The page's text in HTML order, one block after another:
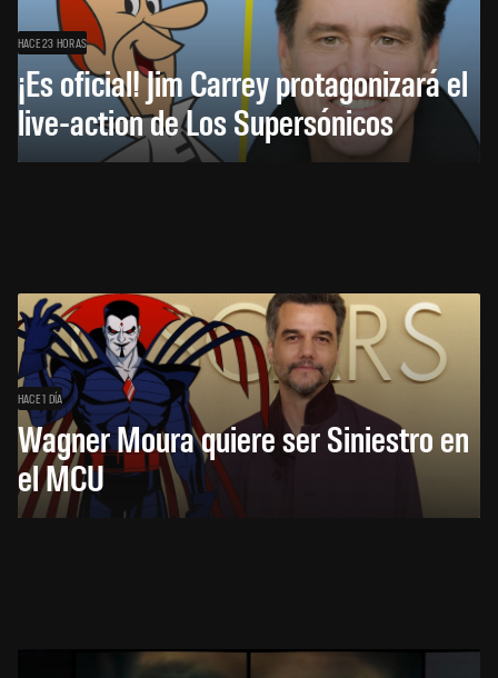
HACE 23 HORAS
¡Es oficial! Jim Carrey protagonizará el
live-action de Los Supersónicos
HACE 1 DÍA
Wagner Moura quiere ser Siniestro en
el MCU